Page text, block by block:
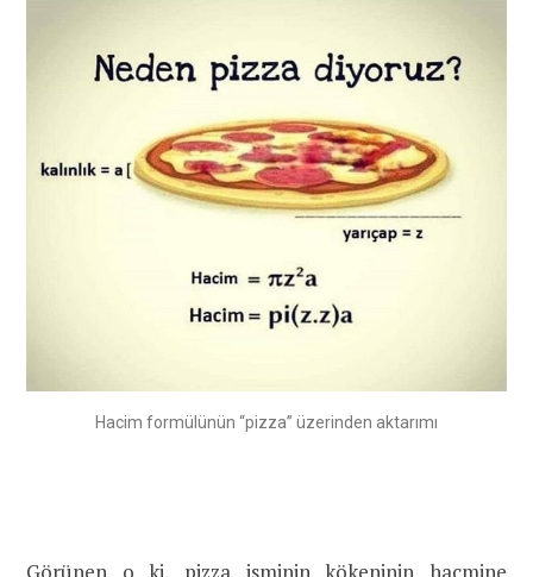
Hacim formülünün “pizza” üzerinden aktarımı